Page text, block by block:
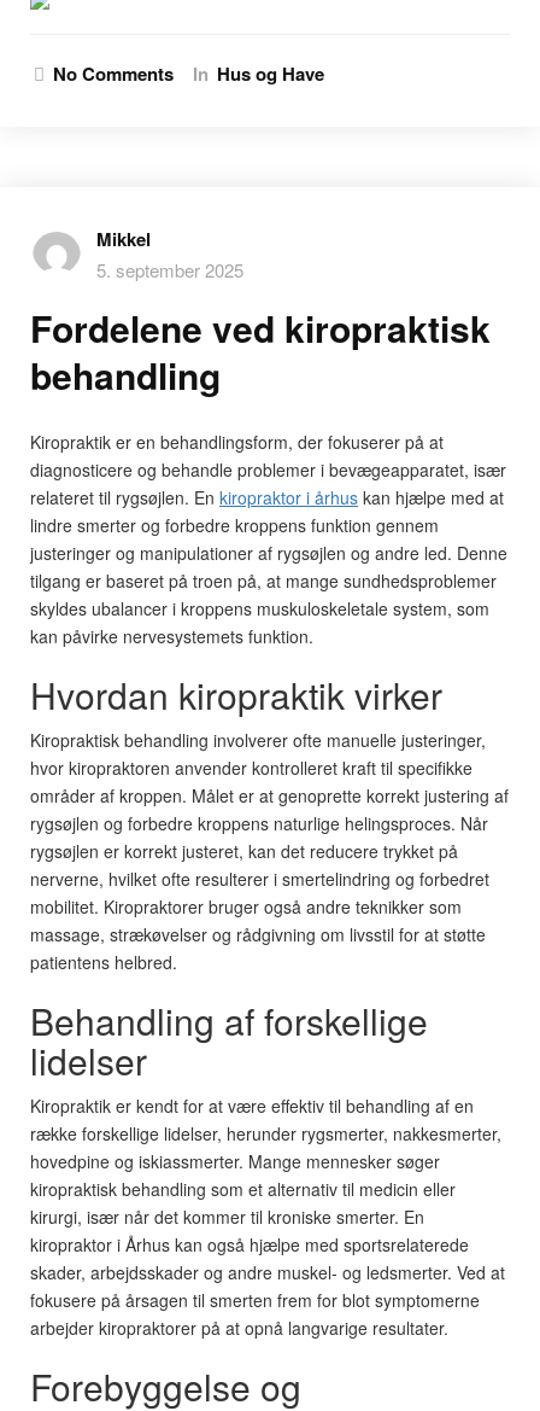
No Comments In Hus og Have
Mikkel
5. september 2025
Fordelene ved kiropraktisk
behandling
Kiropraktik er en behandlingsform, der fokuserer på at
diagnosticere og behandle problemer i bevægeapparatet, især
relateret til rygsøjlen. En kiropraktor i århus kan hjælpe med at
lindre smerter og forbedre kroppens funktion gennem
justeringer og manipulationer af rygsøjlen og andre led. Denne
tilgang er baseret på troen på, at mange sundhedsproblemer
skyldes ubalancer i kroppens muskuloskeletale system, som
kan påvirke nervesystemets funktion.
Hvordan kiropraktik virker
Kiropraktisk behandling involverer ofte manuelle justeringer,
hvor kiropraktoren anvender kontrolleret kraft til specifikke
områder af kroppen. Målet er at genoprette korrekt justering af
rygsøjlen og forbedre kroppens naturlige helingsproces. Når
rygsøjlen er korrekt justeret, kan det reducere trykket på
nerverne, hvilket ofte resulterer i smertelindring og forbedret
mobilitet. Kiropraktorer bruger også andre teknikker som
massage, strækøvelser og rådgivning om livsstil for at støtte
patientens helbred.
Behandling af forskellige
lidelser
Kiropraktik er kendt for at være effektiv til behandling af en
række forskellige lidelser, herunder rygsmerter, nakkesmerter,
hovedpine og iskiassmerter. Mange mennesker søger
kiropraktisk behandling som et alternativ til medicin eller
kirurgi, især når det kommer til kroniske smerter. En
kiropraktor i Århus kan også hjælpe med sportsrelaterede
skader, arbejdsskader og andre muskel- og ledsmerter. Ved at
fokusere på årsagen til smerten frem for blot symptomerne
arbejder kiropraktorer på at opnå langvarige resultater.
Forebyggelse og